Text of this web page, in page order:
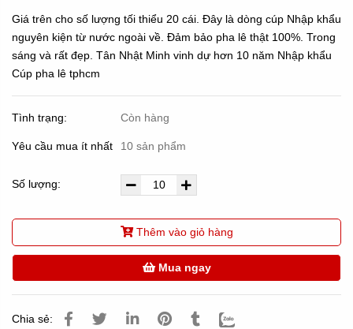
Giá trên cho số lượng tối thiểu 20 cái. Đây là dòng cúp Nhập khẩu
nguyên kiện từ nước ngoài về. Đảm bảo pha lê thật 100%. Trong
sáng và rất đẹp. Tân Nhật Minh vinh dự hơn 10 năm Nhập khẩu
Cúp pha lê tphcm
Tình trạng: Còn hàng
Yêu cầu mua ít nhất 10 sản phẩm
Số lượng:
Thêm vào giỏ hàng
Mua ngay
Chia sẻ: